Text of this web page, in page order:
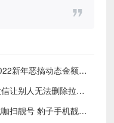
2022新年恶搞动态金额微信红包方法
微信让别人无法删除拉黑你的微信好友方法
炫咖扫靓号 豹子手机靓号免费申请